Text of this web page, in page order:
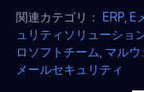
関連カテゴリ： ERP E
ュリティソリューショ
ロソフトチーム マルウ
メールセキュリティ